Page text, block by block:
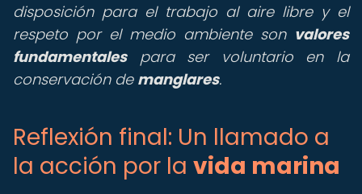
disposición para el trabajo al aire libre y el
respeto por el medio ambiente son valores
fundamentalespara ser voluntario en la
conservación de manglares.
Reflexión final: Un llamado a
la acción por la vida marina